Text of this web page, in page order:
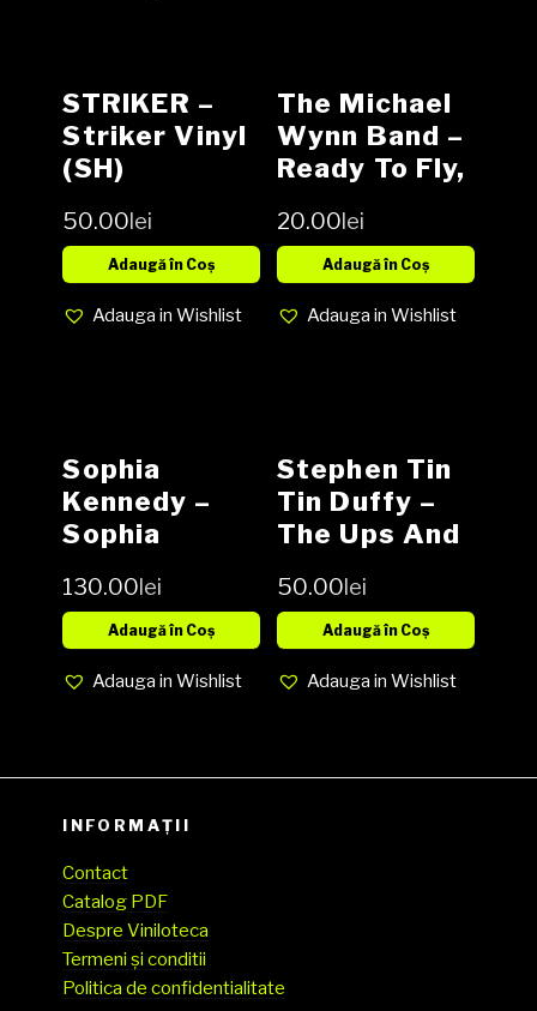
STRIKER –
Striker Vinyl
(SH)
50.00lei
Adaugă în Coș
Adauga in Wishlist
The Michael
Wynn Band ‎–
Ready To Fly,
Album (SH)
20.00lei
Adaugă în Coș
Adauga in Wishlist
Sophia
Kennedy ‎–
Sophia
Vinyl LP
130.00lei
Adaugă în Coș
Adauga in Wishlist
Stephen Tin
Tin Duffy ‎–
The Ups And
LP, Media VG,
Cover G (SH)
50.00lei
Adaugă în Coș
Adauga in Wishlist
INFORMAȚII
Contact
Catalog PDF
Despre Viniloteca
Termeni și conditii
Politica de confidentialitate